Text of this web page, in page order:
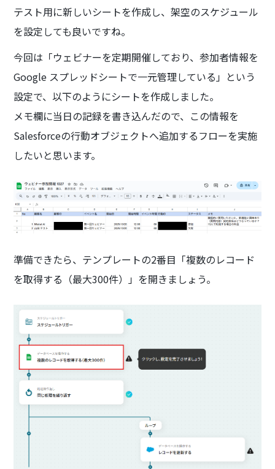
テスト用に新しいシートを作成し、架空のスケジュール
を設定しても良いですね。
今回は「ウェビナーを定期開催しており、参加者情報を
Google スプレッドシートで一元管理している」という
設定で、以下のようにシートを作成しました。
メモ欄に当日の記録を書き込んだので、この情報を
Salesforceの行動オブジェクトへ追加するフローを実施
したいと思います。
準備できたら、テンプレートの2番目「複数のレコード
を取得する（最大300件）」を開きましょう。